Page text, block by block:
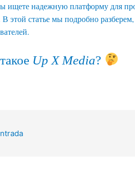
ищете надежную платформу для
В этой статье мы подробно разберем,
Up X Media?